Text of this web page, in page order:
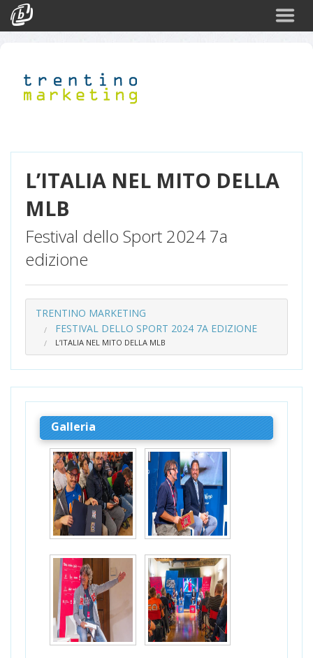
Eventi
L’ITALIA NEL MITO DELLA
MLB
Festival dello Sport 2024 7a
edizione
TRENTINO MARKETING
FESTIVAL DELLO SPORT 2024 7A EDIZIONE
L’ITALIA NEL MITO DELLA MLB
Galleria